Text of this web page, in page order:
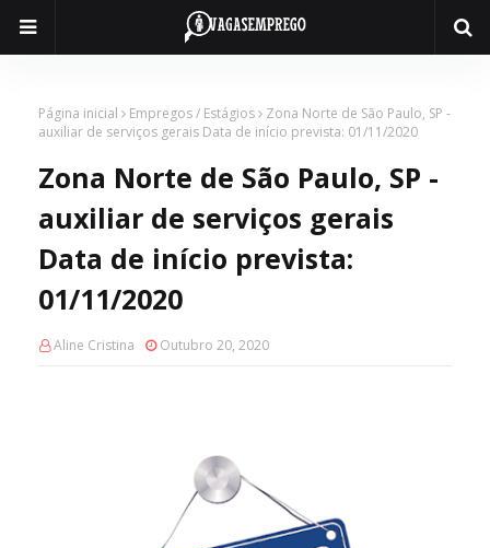
Página inicial Empregos / Estágios
Zona Norte de São Paulo, SP -
auxiliar de serviços gerais Data de início prevista: 01/11/2020
Zona Norte de São Paulo, SP -
auxiliar de serviços gerais
Data de início prevista:
01/11/2020
Aline Cristina Outubro 20, 2020